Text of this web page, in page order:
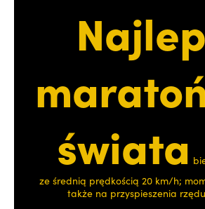
świata
ze średnią prędkością 20 km/h;
także na przyspieszenia